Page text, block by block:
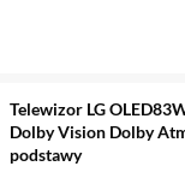
Telewizor LG
Dolby Vision Dolby
podstawy